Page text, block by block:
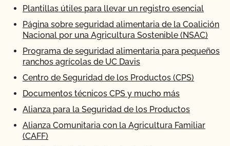
Plantillas útiles para llevar un registro esencial
Página sobre seguridad alimentaria de la Coalición
Nacional por una Agricultura Sostenible (NSAC)
Programa de seguridad alimentaria para pequeños
ranchos agrícolas de UC Davis
Centro de Seguridad de los Productos (CPS)
Documentos técnicos CPS y mucho más
Alianza para la Seguridad de los Productos
Alianza Comunitaria con la Agricultura Familiar
(CAFF)